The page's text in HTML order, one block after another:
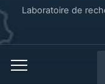
Laboratoire de